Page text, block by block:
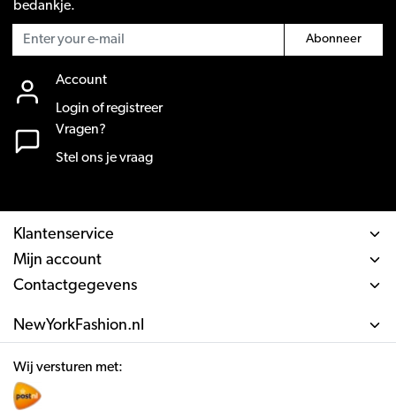
bedankje.
Abonneer
Account
Login of registreer
Vragen?
Stel ons je vraag
Klantenservice
Mijn account
Contactgegevens
NewYorkFashion.nl
Wij versturen met: